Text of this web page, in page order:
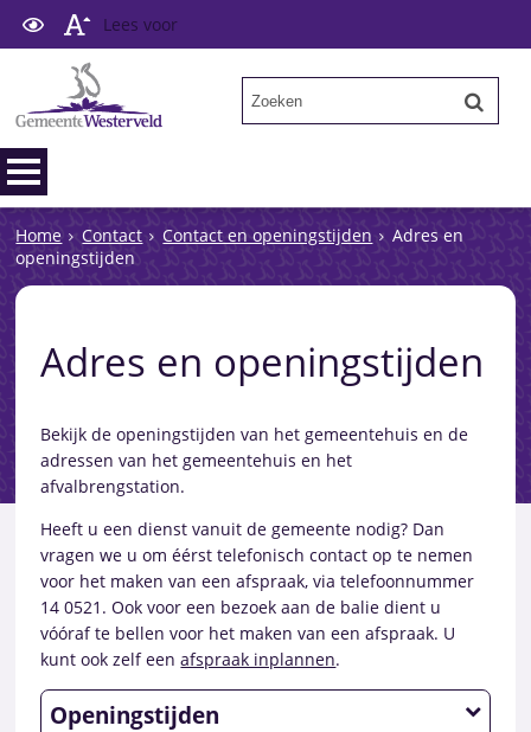
Lees voor
Home Contact Contact en openingstijden
Adres en
openingstijden
Adres en openingstijden
Bekijk de openingstijden van het gemeentehuis en de
adressen van het gemeentehuis en het
afvalbrengstation.
Heeft u een dienst vanuit de gemeente nodig? Dan
vragen we u om éérst telefonisch contact op te nemen
voor het maken van een afspraak, via telefoonnummer
14 0521. Ook voor een bezoek aan de balie dient u
vóóraf te bellen voor het maken van een afspraak. U
kunt ook zelf eenafspraak inplannen.
Openingstijden